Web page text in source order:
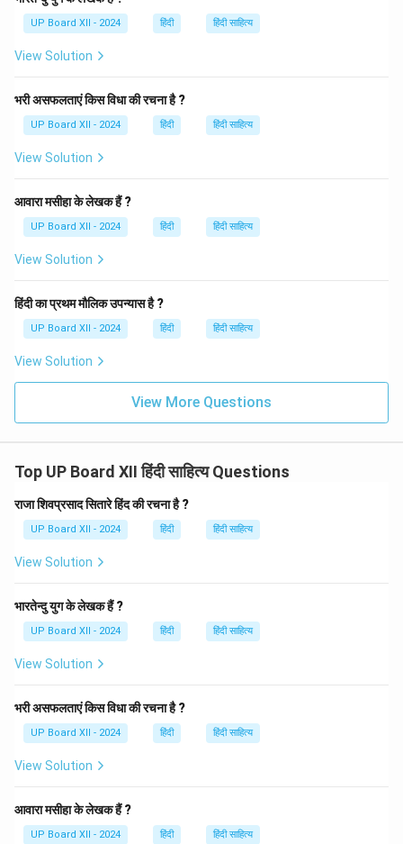
UP Board XII - 2024 हिंदी हिंदी साहित्य
View Solution
भरी असफलताएं किस विधा की रचना है ?
UP Board XII - 2024 हिंदी हिंदी साहित्य
View Solution
आवारा मसीहा के लेखक हैं ?
UP Board XII - 2024 हिंदी हिंदी साहित्य
View Solution
हिंदी का प्रथम मौलिक उपन्यास है ?
UP Board XII - 2024 हिंदी हिंदी साहित्य
View Solution
View More Questions
Top UP Board XII हिंदी साहित्य Questions
राजा शिवप्रसाद सितारे हिंद की रचना है ?
UP Board XII - 2024 हिंदी हिंदी साहित्य
View Solution
भारतेन्दु युग के लेखक हैं ?
UP Board XII - 2024 हिंदी हिंदी साहित्य
View Solution
भरी असफलताएं किस विधा की रचना है ?
UP Board XII - 2024 हिंदी हिंदी साहित्य
View Solution
आवारा मसीहा के लेखक हैं ?
UP Board XII - 2024 हिंदी हिंदी साहित्य